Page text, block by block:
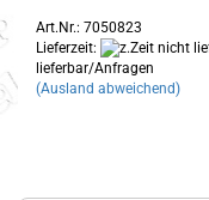
Art.Nr.: 7050823
Lieferzeit:
lieferbar/Anfragen
(Ausland abweichend)